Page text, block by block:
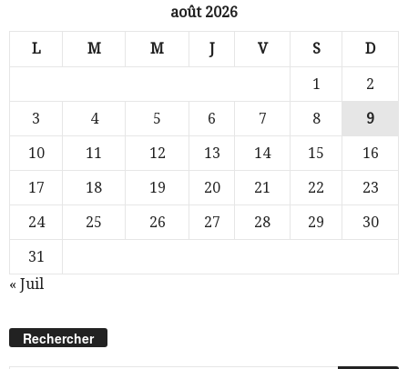
août 2026
L M M J V S D
1
2
3
4 5 6 7 8
9
10
11 12 13 14 15
16
17
18 19 20 21 22
23
24
25 26 27 28 29
30
31
« Juil
Rechercher